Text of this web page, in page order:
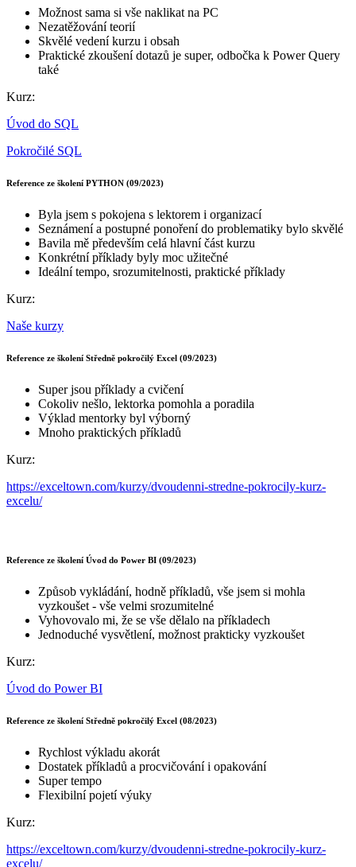
Možnost sama si vše naklikat na PC
Nezatěžování teorií
Skvělé vedení kurzu i obsah
Praktické zkoušení dotazů je super, odbočka k Power Query
také
Kurz:
Úvod do SQL
Pokročilé SQL
Reference ze školení PYTHON (09/2023)
Byla jsem s pokojena s lektorem i organizací
Seznámení a postupné ponoření do problematiky bylo skvělé
Bavila mě především celá hlavní část kurzu
Konkrétní příklady byly moc užitečné
Ideální tempo, srozumitelnosti, praktické příklady
Kurz:
Naše kurzy
Reference ze školení Středně pokročilý Excel (09/2023)
Super jsou příklady a cvičení
Cokoliv nešlo, lektorka pomohla a poradila
Výklad mentorky byl výborný
Mnoho praktických příkladů
Kurz:
https://exceltown.com/kurzy/dvoudenni-stredne-pokrocily-kurz-
excelu/
Reference ze školení Úvod do Power BI (09/2023)
Způsob vykládání, hodně příkladů, vše jsem si mohla
vyzkoušet - vše velmi srozumitelné
Vyhovovalo mi, že se vše dělalo na příkladech
Jednoduché vysvětlení, možnost prakticky vyzkoušet
Kurz:
Úvod do Power BI
Reference ze školení Středně pokročilý Excel (08/2023)
Rychlost výkladu akorát
Dostatek příkladů a procvičování i opakování
Super tempo
Flexibilní pojetí výuky
Kurz:
https://exceltown.com/kurzy/dvoudenni-stredne-pokrocily-kurz-
excelu/